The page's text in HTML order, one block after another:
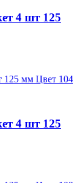
4 шт 125
4 шт 125